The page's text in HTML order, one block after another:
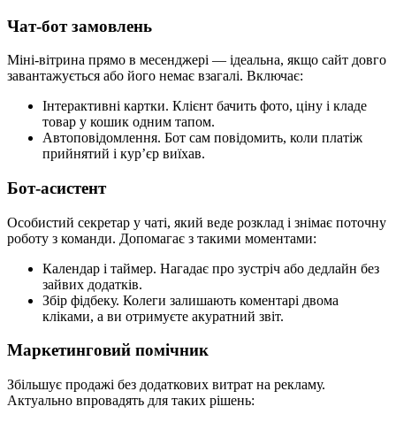
Чат-бот замовлень
Міні-вітрина прямо в месенджері — ідеальна, якщо сайт довго
завантажується або його немає взагалі. Включає:
Інтерактивні картки. Клієнт бачить фото, ціну і кладе
товар у кошик одним тапом.
Автоповідомлення. Бот сам повідомить, коли платіж
прийнятий і кур’єр виїхав.
Бот-асистент
Особистий секретар у чаті, який веде розклад і знімає поточну
роботу з команди. Допомагає з такими моментами:
Календар і таймер. Нагадає про зустріч або дедлайн без
зайвих додатків.
Збір фідбеку. Колеги залишають коментарі двома
кліками, а ви отримуєте акуратний звіт.
Маркетинговий помічник
Збільшує продажі без додаткових витрат на рекламу.
Актуально впровадять для таких рішень: